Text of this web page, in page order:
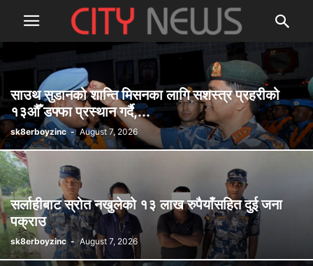
साउथ सुडानको शान्ति मिसनका लागि सशस्त्र प्रहरीको
१३औँ डफ्फा प्रस्थान गर्दै,...
sk8erboyzinc - August 7, 2026
सर्लाहीबाट स्रोत नखुलेको १३ लाख रुपैयाँसहित दुई जना
पक्राउ
sk8erboyzinc - August 7, 2026